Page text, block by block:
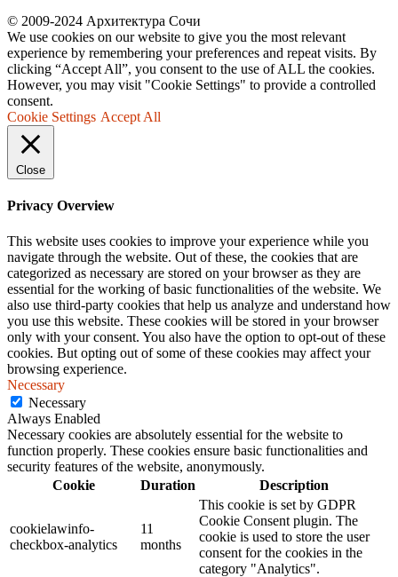
© 2009-2024 Архитектура Сочи
We use cookies on our website to give you the most relevant
experience by remembering your preferences and repeat visits. By
clicking “Accept All”, you consent to the use of ALL the cookies.
However, you may visit "Cookie Settings" to provide a controlled
consent.
Cookie Settings Accept All
Close
Privacy Overview
This website uses cookies to improve your experience while you
navigate through the website. Out of these, the cookies that are
categorized as necessary are stored on your browser as they are
essential for the working of basic functionalities of the website. We
also use third-party cookies that help us analyze and understand how
you use this website. These cookies will be stored in your browser
only with your consent. You also have the option to opt-out of these
cookies. But opting out of some of these cookies may affect your
browsing experience.
Necessary
Necessary
Always Enabled
Necessary cookies are absolutely essential for the website to
function properly. These cookies ensure basic functionalities and
security features of the website, anonymously.
Cookie
Duration Description
cookielawinfo-
checkbox-analytics
11
months
This cookie is set by GDPR
Cookie Consent plugin. The
cookie is used to store the user
consent for the cookies in the
category "Analytics".